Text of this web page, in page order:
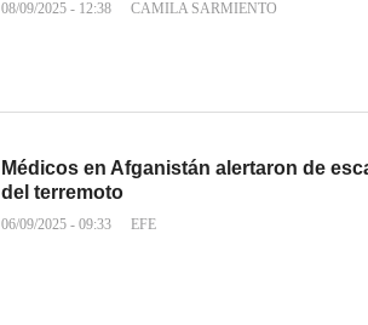
08/09/2025 - 12:38 CAMILA SARMIENTO
Médicos en Afganistán alertaron de
del terremoto
06/09/2025 - 09:33 EFE